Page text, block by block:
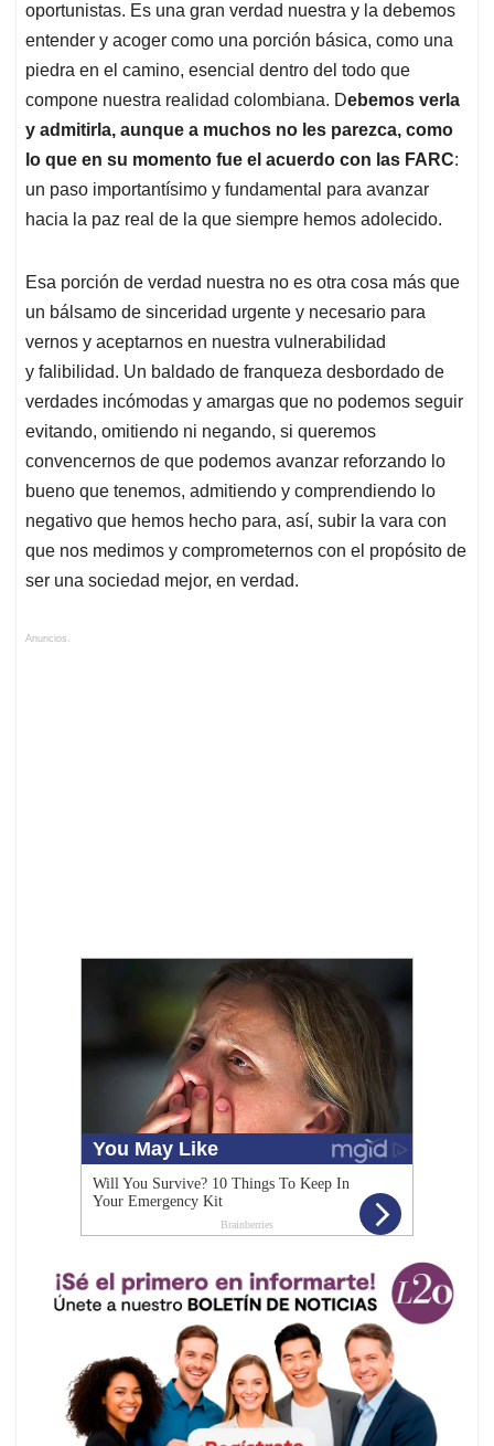
oportunistas. Es una gran verdad nuestra y la debemos
entender y acoger como una porción básica, como una
piedra en el camino, esencial dentro del todo que
compone nuestra realidad colombiana. Debemos verla
y admitirla, aunque a muchos no les parezca, como
lo que en su momento fue el acuerdo con las FARC:
un paso importantísimo y fundamental para avanzar
hacia la paz real de la que siempre hemos adolecido.
Esa porción de verdad nuestra no es otra cosa más que
un bálsamo de sinceridad urgente y necesario para
vernos y aceptarnos en nuestra vulnerabilidad
y falibilidad. Un baldado de franqueza desbordado de
verdades incómodas y amargas que no podemos seguir
evitando, omitiendo ni negando, si queremos
convencernos de que podemos avanzar reforzando lo
bueno que tenemos, admitiendo y comprendiendo lo
negativo que hemos hecho para, así, subir la vara con
que nos medimos y comprometernos con el propósito de
ser una sociedad mejor, en verdad.
Anuncios.